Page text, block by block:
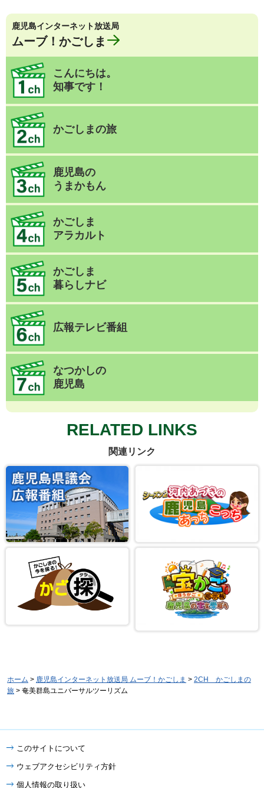
鹿児島インターネット放送局
ムーブ！かごしま
こんにちは。
知事です！
かごしまの旅
鹿児島の
うまかもん
かごしま
アラカルト
かごしま
暮らしナビ
広報テレビ番組
なつかしの
鹿児島
RELATED LINKS
関連リンク
ホーム > 鹿児島インターネット放送局 ムーブ！かごしま > 2CH かごしまの
旅 > 奄美群島ユニバーサルツーリズム
このサイトについて
ウェブアクセシビリティ方針
個人情報の取り扱い